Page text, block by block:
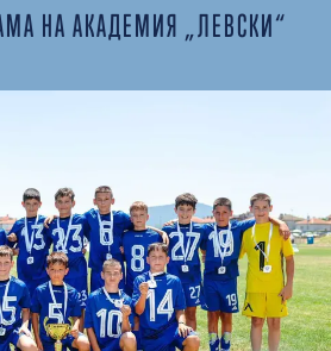
НА АКАДЕМИЯ „ЛЕВСКИ“